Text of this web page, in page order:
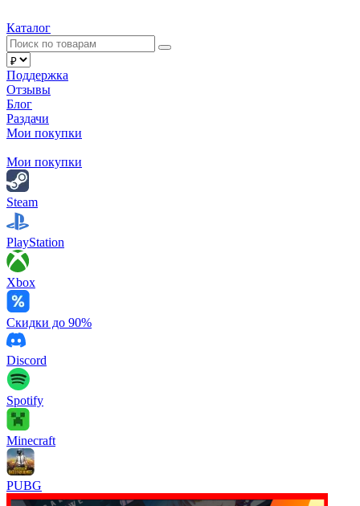
Каталог
Поддержка
Отзывы
Блог
Раздачи
Мои покупки
Мои покупки
Steam
PlayStation
Xbox
Скидки до 90%
Discord
Spotify
Minecraft
PUBG